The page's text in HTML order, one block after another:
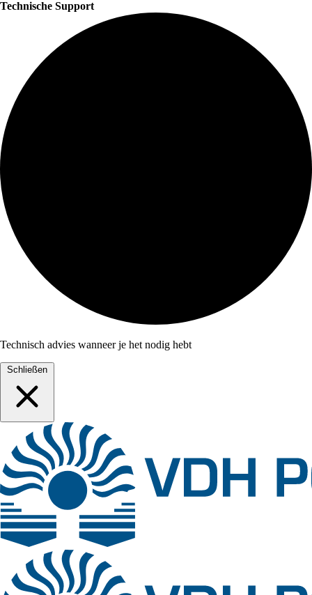
Technische Support
Technisch advies wanneer je het nodig hebt
Schließen